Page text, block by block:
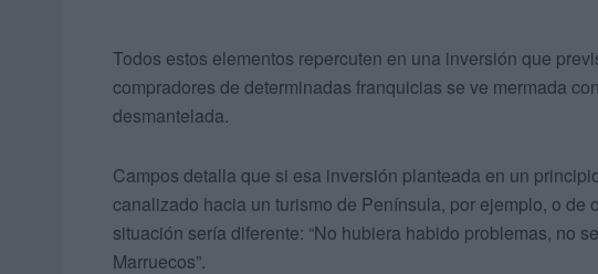
Todos estos elementos repercuten en una inversión que
compradores de determinadas franquicias se ve mermada
desmantelada.
Campos detalla que si esa inversión planteada en un
canalizado hacia un turismo de Península, por ejemplo, o de
situación sería diferente: “No hubiera habido problemas, no
Marruecos”.